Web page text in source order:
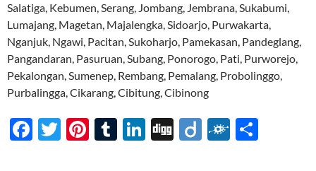
Salatiga, Kebumen, Serang, Jombang, Jembrana, Sukabumi,
Lumajang, Magetan, Majalengka, Sidoarjo, Purwakarta,
Nganjuk, Ngawi, Pacitan, Sukoharjo, Pamekasan, Pandeglang,
Pangandaran, Pasuruan, Subang, Ponorogo, Pati, Purworejo,
Pekalongan, Sumenep, Rembang, Pemalang, Probolinggo,
Purbalingga, Cikarang, Cibitung, Cibinong
F
T
Pi T
Li
Di Di F